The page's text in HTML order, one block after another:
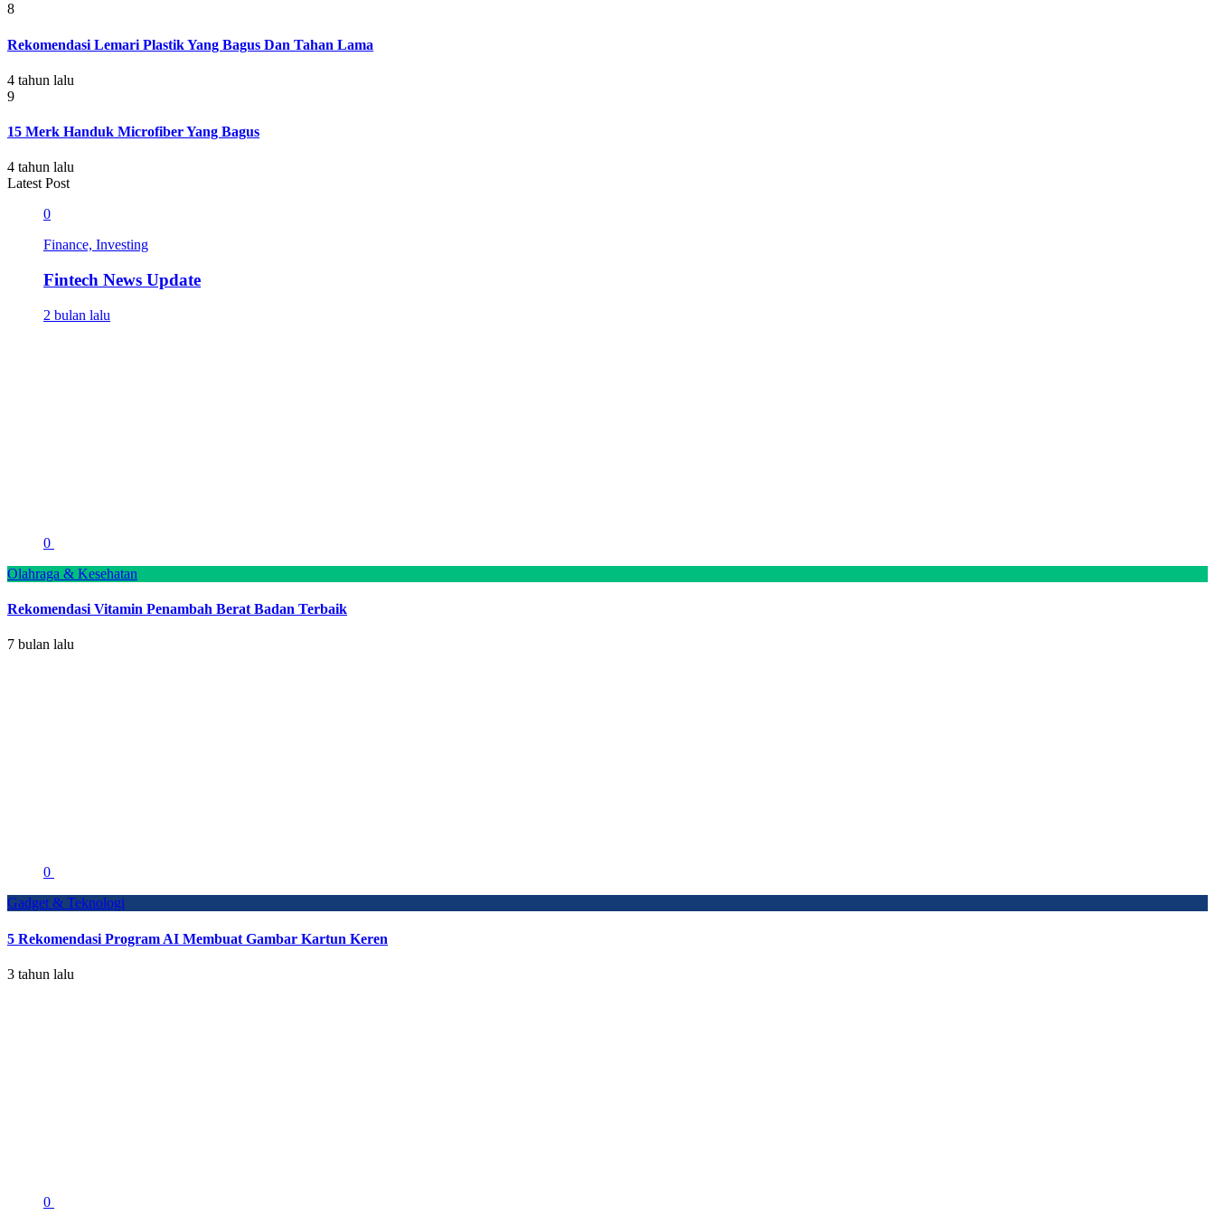
8
Rekomendasi Lemari Plastik Yang Bagus Dan Tahan Lama
4 tahun lalu
9
15 Merk Handuk Microfiber Yang Bagus
4 tahun lalu
Latest Post
0
Finance, Investing
Fintech News Update
2 bulan lalu
0
Olahraga & Kesehatan
Rekomendasi Vitamin Penambah Berat Badan Terbaik
7 bulan lalu
0
Gadget & Teknologi
5 Rekomendasi Program AI Membuat Gambar Kartun Keren
3 tahun lalu
0